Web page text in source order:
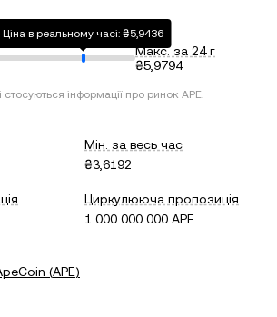
Ціна в реальному часі: ₴5,9436
Макс. за 24 г
₴5,9794
інформації про ринок APE.
Мін. за весь час
₴3,6192
Циркулююча пропозиція
1 000 000 000 APE
(APE)